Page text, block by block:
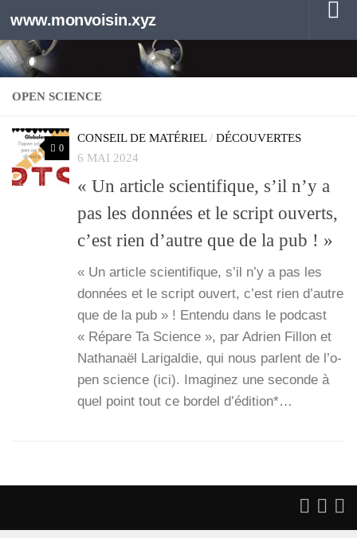
Au dessous du contenu
www.monvoisin.xyz
OPEN SCIENCE
0
CONSEIL DE MATÉRIEL/ DÉCOUVERTES
6 MAI 2024
« Un article scientifique, s’il n’y a
pas les données et le script ouverts,
c’est rien d’autre que de la pub ! »
« Un article scien­ti­fique, s’il n’y a pas les
don­nées et le script ouvert, c’est rien d’autre
que de la pub » ! Enten­du dans le pod­cast
« Répare Ta Science », par Adrien Fillon et
Natha­naël Lari­gal­die, qui nous parlent de l’o­
pen science (ici). Ima­gi­nez une seconde à
quel point tout ce bor­del d’é­di­tion*…